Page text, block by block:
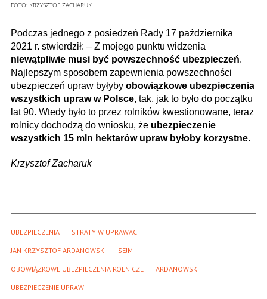
FOTO: KRZYSZTOF ZACHARUK
Podczas jednego z posiedzeń Rady 17 października
2021 r. stwierdził: – Z mojego punktu widzenia
niewątpliwie musi być powszechność ubezpieczeń.
Najlepszym sposobem zapewnienia powszechności
ubezpieczeń upraw byłyby obowiązkowe ubezpieczenia
wszystkich upraw w Polsce, tak, jak to było do początku
lat 90. Wtedy było to przez rolników kwestionowane, teraz
rolnicy dochodzą do wniosku, że ubezpieczenie
wszystkich 15 mln hektarów upraw byłoby korzystne.
Krzysztof Zacharuk
UBEZPIECZENIA STRATY W UPRAWACH
JAN KRZYSZTOF ARDANOWSKI SEJM
OBOWIĄZKOWE UBEZPIECZENIA ROLNICZE ARDANOWSKI
UBEZPIECZENIE UPRAW